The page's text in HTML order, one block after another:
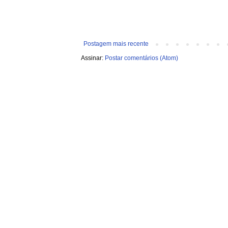
Postagem mais recente
Assinar: Postar comentários (Atom)